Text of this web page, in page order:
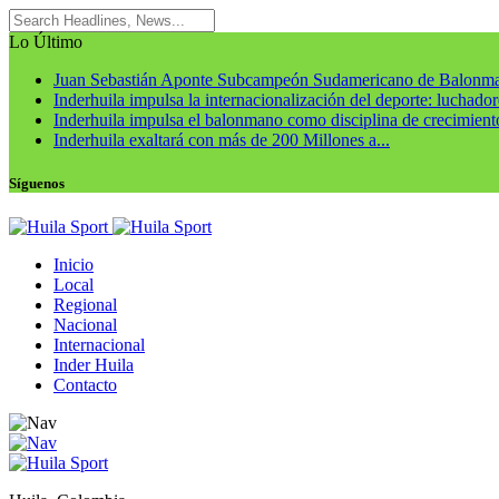
Lo Último
Juan Sebastián Aponte Subcampeón Sudamericano de
Inderhuila impulsa la internacionalización del deporte:
Inderhuila impulsa el balonmano como disciplina de
Inderhuila exaltará con más de 200 Millones a...
Síguenos
Inicio
Local
Regional
Nacional
Internacional
Inder Huila
Contacto